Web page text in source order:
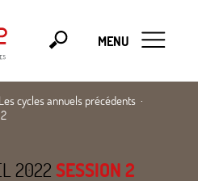
MENU
Les cycles annuels précédents
2022 SESSION 2